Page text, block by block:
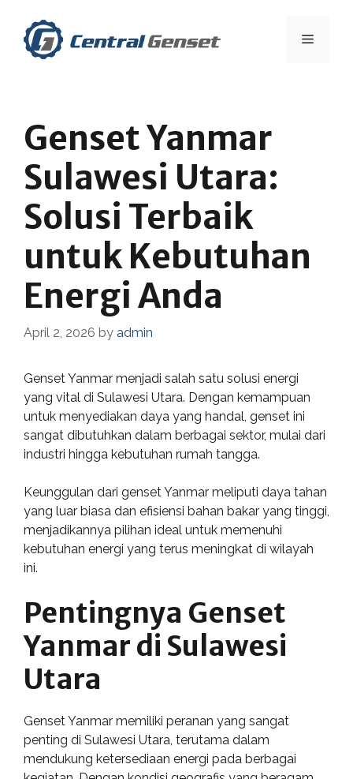
content
Menu
Genset Yanmar
Sulawesi Utara:
Solusi Terbaik
untuk Kebutuhan
Energi Anda
April 2, 2026 by admin
Genset Yanmar menjadi salah satu solusi energi
yang vital di Sulawesi Utara. Dengan kemampuan
untuk menyediakan daya yang handal, genset ini
sangat dibutuhkan dalam berbagai sektor, mulai dari
industri hingga kebutuhan rumah tangga.
Keunggulan dari genset Yanmar meliputi daya tahan
yang luar biasa dan efisiensi bahan bakar yang tinggi,
menjadikannya pilihan ideal untuk memenuhi
kebutuhan energi yang terus meningkat di wilayah
ini.
Pentingnya Genset
Yanmar di Sulawesi
Utara
Genset Yanmar memiliki peranan yang sangat
penting di Sulawesi Utara, terutama dalam
mendukung ketersediaan energi pada berbagai